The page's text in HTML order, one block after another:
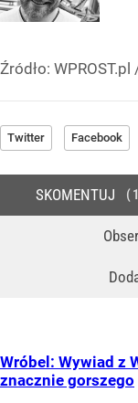
Źródło: WPROST.pl
Twitter Facebook
SKOMENTUJ 1
Wróbel: Wywiad z
znacznie gorszego